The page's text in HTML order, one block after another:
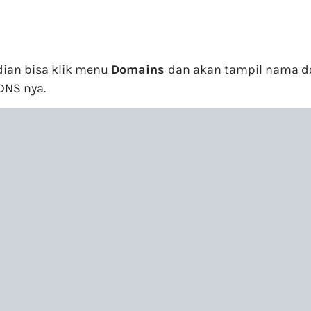
bisa klik menu Domains dan akan tampil nama
nya.